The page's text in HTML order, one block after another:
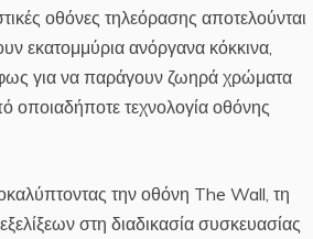
οθόνες τηλεόρασης αποτελούνται
εκατομμύρια ανόργανα κόκκινα,
για να παράγουν ζωηρά χρώματα
οποιαδήποτε τεχνολογία οθόνης
την οθόνη The Wall, τη
στη διαδικασία συσκευασίας